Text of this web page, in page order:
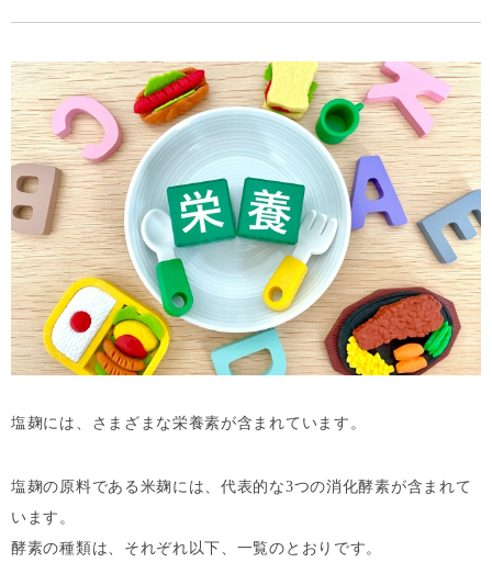
塩麹には、さまざまな栄養素が含まれています。
塩麹の原料である米麹には、代表的な3つの消化酵素が含まれて
います。
酵素の種類は、それぞれ以下、一覧のとおりです。